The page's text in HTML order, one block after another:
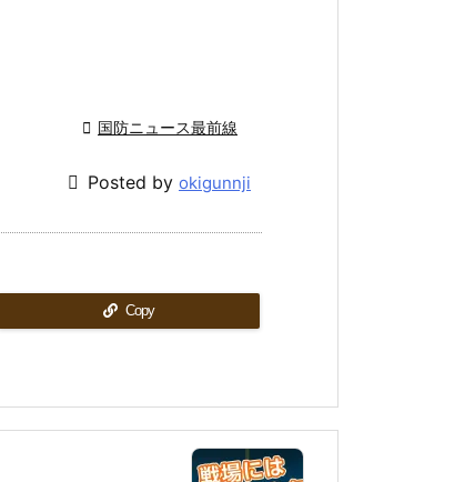
 国防ニュース最前線
 Posted by okigunnji
Copy